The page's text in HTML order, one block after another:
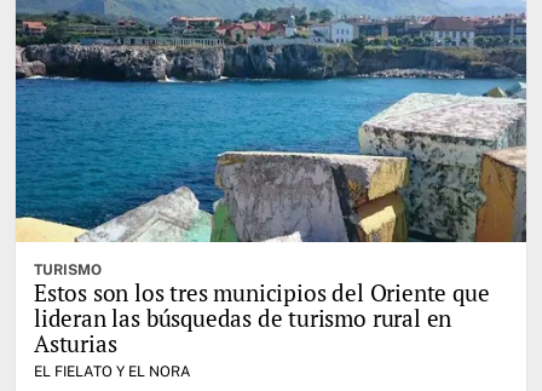
TURISMO
Estos son los tres municipios del Oriente que
lideran las búsquedas de turismo rural en
Asturias
EL FIELATO Y EL NORA